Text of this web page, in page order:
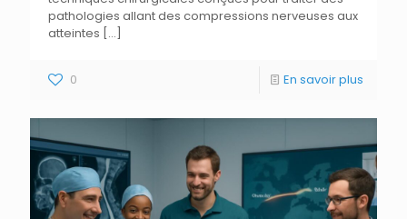
pathologies allant des compressions nerveuses aux
atteintes […]
0 En savoir plus